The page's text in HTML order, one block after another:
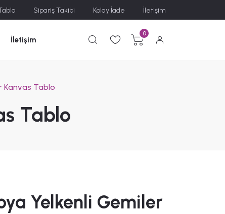
Sipariş Takibi Kolay İade İletişim
İletişim
0
Kanvas Tablo
Tablo
Yelkenli Gemiler